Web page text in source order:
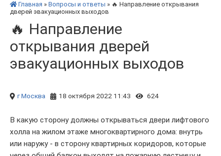
Главная » Вопросы и ответы » 🔥 Направление открывания
дверей эвакуационных выходов
🔥 Направление
открывания дверей
эвакуационных выходов
г Москва 18 октября 2022 11:43 624
В какую сторону должны открываться двери лифтового
холла на жилом этаже многоквартирного дома: внутрь
или наружу - в сторону квартирных коридоров, которые